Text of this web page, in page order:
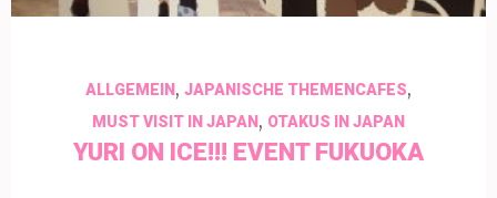
ALLGEMEIN , JAPANISCHE THEMENCAFES,
MUST VISIT IN JAPAN , OTAKUS IN JAPAN
YURI ON ICE!!! EVENT FUKUOKA